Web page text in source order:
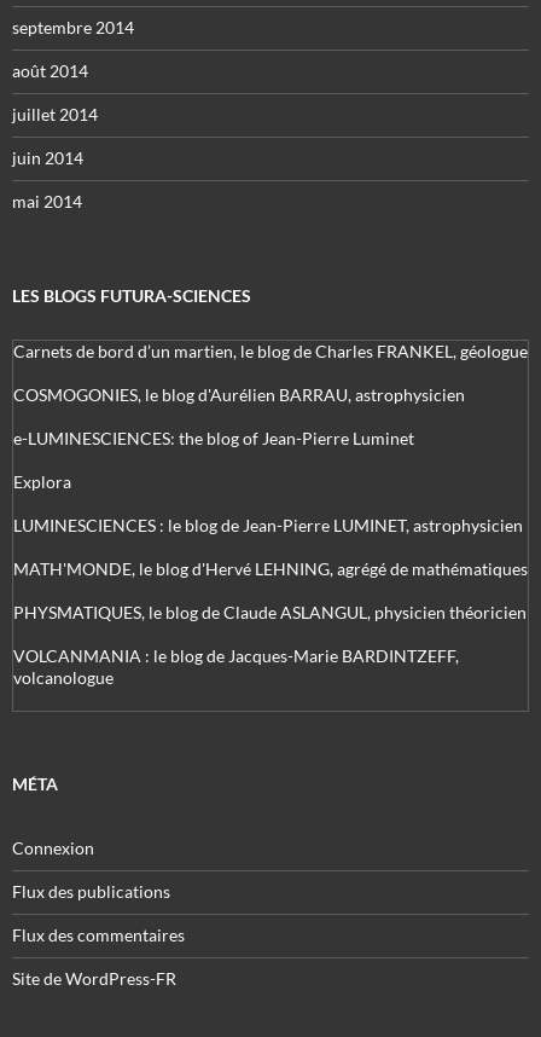
septembre 2014
août 2014
juillet 2014
juin 2014
mai 2014
LES BLOGS FUTURA-SCIENCES
Carnets de bord d’un martien, le blog de Charles FRANKEL, géologue
COSMOGONIES, le blog d'Aurélien BARRAU, astrophysicien
e-LUMINESCIENCES: the blog of Jean-Pierre Luminet
Explora
LUMINESCIENCES : le blog de Jean-Pierre LUMINET, astrophysicien
MATH'MONDE, le blog d'Hervé LEHNING, agrégé de mathématiques
PHYSMATIQUES, le blog de Claude ASLANGUL, physicien théoricien
VOLCANMANIA : le blog de Jacques-Marie BARDINTZEFF,
volcanologue
MÉTA
Connexion
Flux des publications
Flux des commentaires
Site de WordPress-FR